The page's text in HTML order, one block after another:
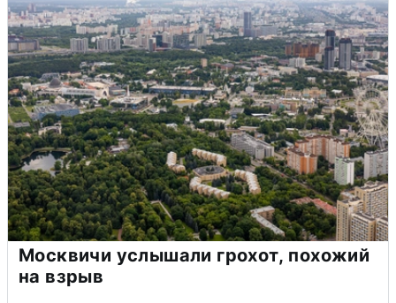
Москвичи услышали грохот, похожий
на взрыв